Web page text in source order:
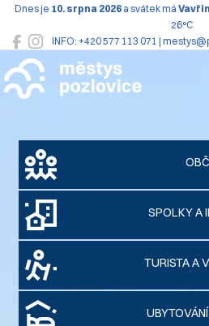
INFO: +420 577 113 071 |
Dnes je 10. srpna 2026a svátek má
26°C
Pozlovice
SPOLKY A
TURISTA A